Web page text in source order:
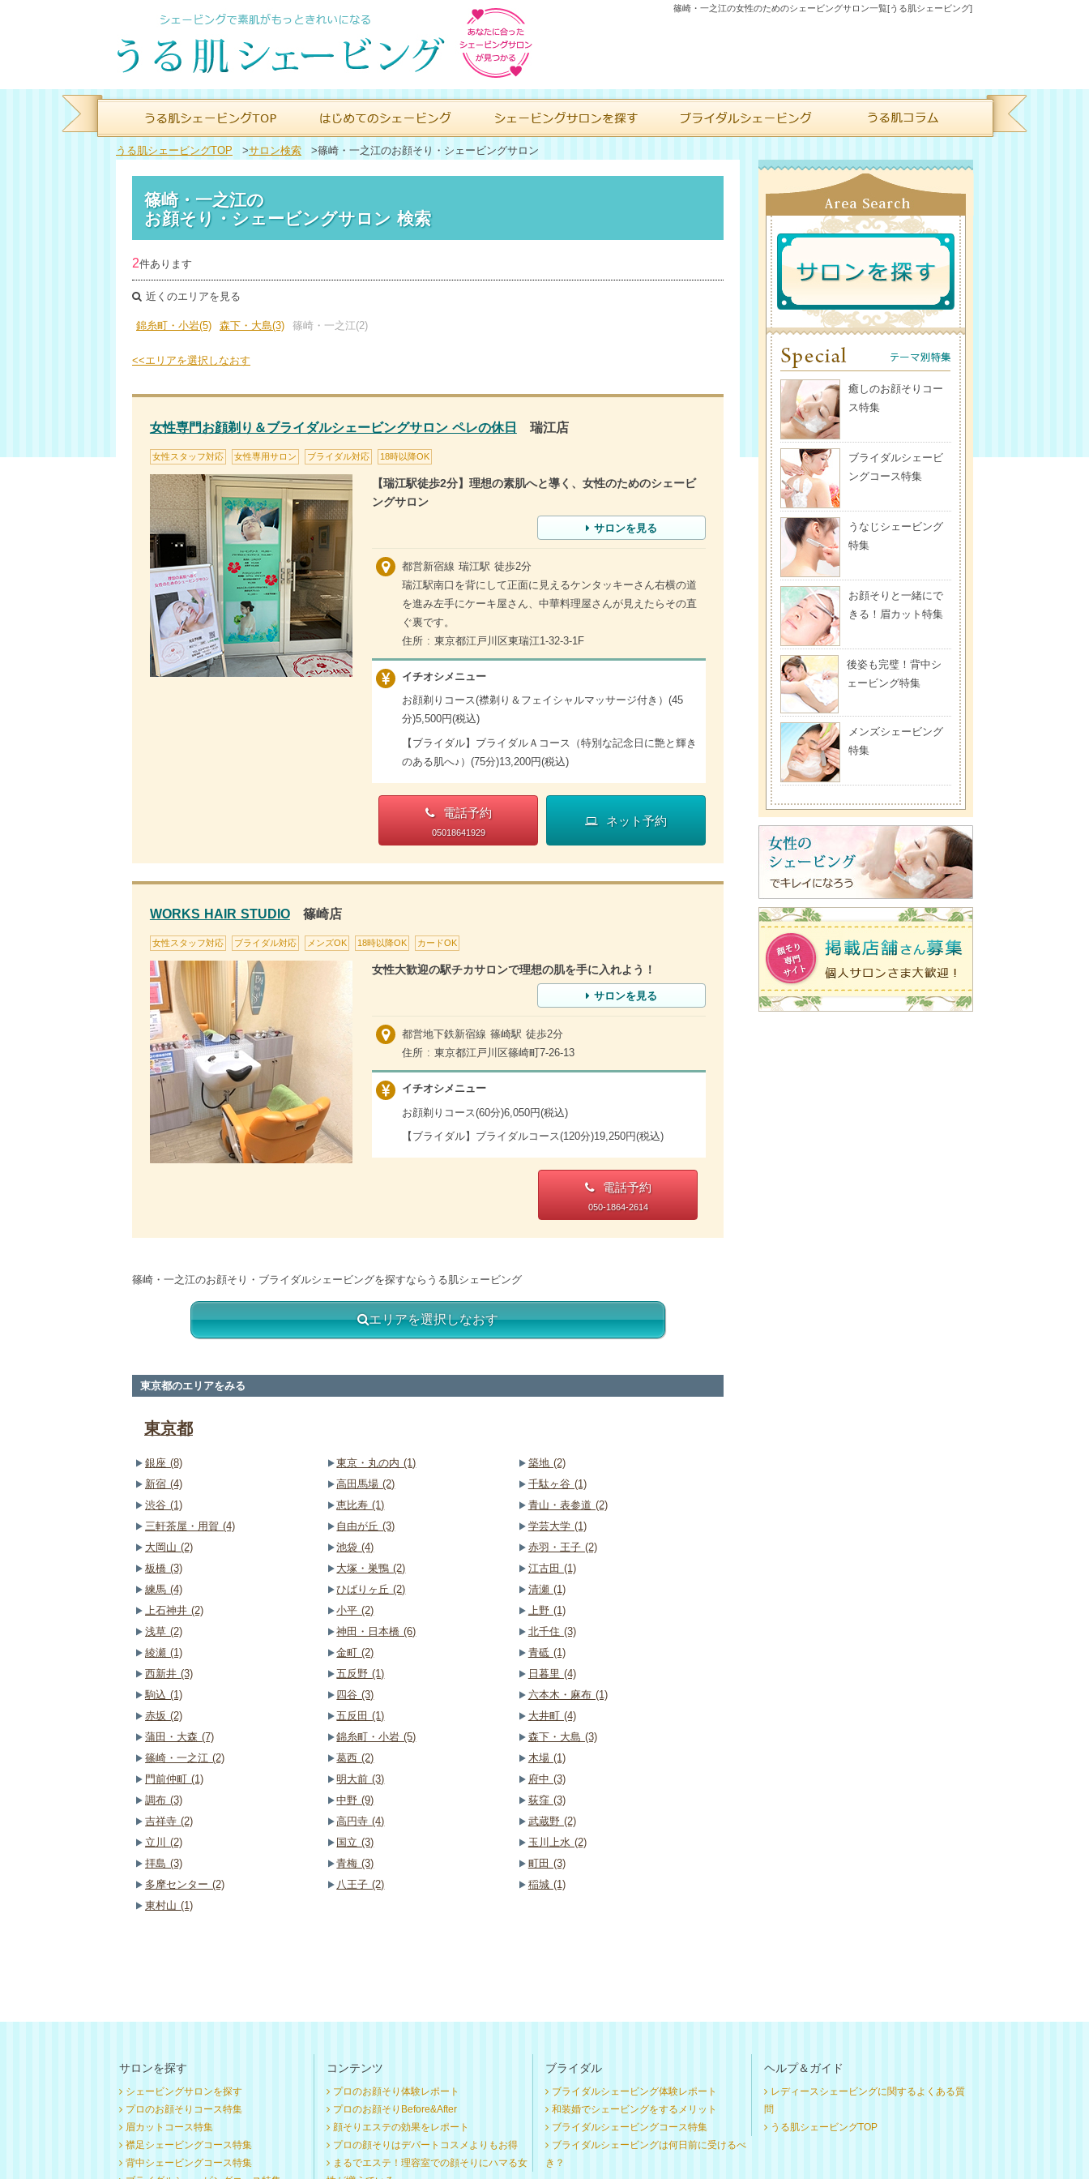
篠崎・一之江の女性のためのシェービングサロン一覧[うる肌シェービング]
うる肌シェービングTOP >サロン検索 >篠崎・一之江のお顔そり・シェービングサロン
篠崎・一之江の
お顔そり・シェービングサロン 検索
2件あります
近くのエリアを見る
錦糸町・小岩(5) 森下・大島(3) 篠崎・一之江(2)
<<エリアを選択しなおす
女性専門お顔剃り＆ブライダルシェービングサロン ペレの休日 瑞江店
女性スタッフ対応 女性専用サロン ブライダル対応 18時以降OK
【瑞江駅徒歩2分】理想の素肌へと導く、女性のためのシェービ
ングサロン
サロンを見る
都営新宿線 瑞江駅 徒歩2分
瑞江駅南口を背にして正面に見えるケンタッキーさん右横の道
を進み左手にケーキ屋さん、中華料理屋さんが見えたらその直
ぐ裏です。
住所 : 東京都江戸川区東瑞江1-32-3-1F
イチオシメニュー
お顔剃りコース(襟剃り＆フェイシャルマッサージ付き）(45
分)5,500円(税込)
【ブライダル】ブライダルＡコース（特別な記念日に艶と輝き
のある肌へ♪）(75分)13,200円(税込)
電話予約
05018641929
ネット予約
WORKS HAIR STUDIO篠崎店
女性スタッフ対応 ブライダル対応 メンズOK 18時以降OK カードOK
女性大歓迎の駅チカサロンで理想の肌を手に入れよう！
サロンを見る
都営地下鉄新宿線 篠崎駅 徒歩2分
住所 : 東京都江戸川区篠崎町7-26-13
イチオシメニュー
お顔剃りコース(60分)6,050円(税込)
【ブライダル】ブライダルコース(120分)19,250円(税込)
電話予約
050-1864-2614
篠崎・一之江のお顔そり・ブライダルシェービングを探すならうる肌シェービング
エリアを選択しなおす
東京都のエリアをみる
東京都
銀座 (8) 東京・丸の内 (1)
築地 (2)
新宿 (4)
高田馬場 (2)
千駄ヶ谷 (1)
渋谷 (1)
恵比寿 (1)
青山・表参道 (2)
三軒茶屋・用賀 (4)
自由が丘 (3)
学芸大学 (1)
大岡山 (2)
池袋 (4)
赤羽・王子 (2)
板橋 (3)
大塚・巣鴨 (2)
江古田 (1)
練馬 (4)
ひばりヶ丘 (2)
清瀬 (1)
上石神井 (2)
小平 (2)
上野 (1)
浅草 (2)
神田・日本橋 (6)
北千住 (3)
綾瀬 (1)
金町 (2)
青砥 (1)
西新井 (3)
五反野 (1)
日暮里 (4)
駒込 (1)
四谷 (3)
六本木・麻布 (1)
赤坂 (2)
五反田 (1)
大井町 (4)
蒲田・大森 (7)
錦糸町・小岩 (5)
森下・大島 (3)
篠崎・一之江 (2)
葛西 (2)
木場 (1)
門前仲町 (1)
明大前 (3)
府中 (3)
調布 (3)
中野 (9)
荻窪 (3)
吉祥寺 (2)
高円寺 (4)
武蔵野 (2)
立川 (2)
国立 (3)
玉川上水 (2)
拝島 (3)
青梅 (3)
町田 (3)
多摩センター (2)
八王子 (2)
稲城 (1)
東村山 (1)
癒しのお顔そりコー
ス特集
ブライダルシェービ
ングコース特集
うなじシェービング
特集
お顔そりと一緒にで
きる！眉カット特集
後姿も完璧！背中シ
ェービング特集
メンズシェービング
特集
サロンを探す
シェービングサロンを探す
プロのお顔そりコース特集
眉カットコース特集
襟足シェービングコース特集
背中シェービングコース特集
コンテンツ
プロのお顔そり体験レポート
プロのお顔そりBefore&After
顔そりエステの効果をレポート
プロの顔そりはデパートコスメよりもお得
まるでエステ！理容室での顔そりにハマる女
ブライダル
ブライダルシェービング体験レポート
和装婚でシェービングをするメリット
ブライダルシェービングコース特集
ブライダルシェービングは何日前に受けるべ
き？
ヘルプ＆ガイド
レディースシェービングに関するよくある質
問
うる肌シェービングTOP